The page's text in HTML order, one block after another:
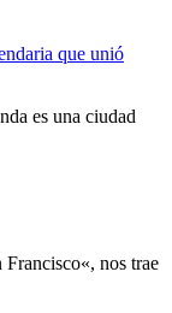
que unió
es una ciudad
nos trae